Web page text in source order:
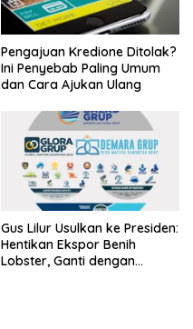
Pengajuan Kredione Ditolak?
Ini Penyebab Paling Umum
dan Cara Ajukan Ulang
Gus Lilur Usulkan ke Presiden:
Hentikan Ekspor Benih
Lobster, Ganti dengan